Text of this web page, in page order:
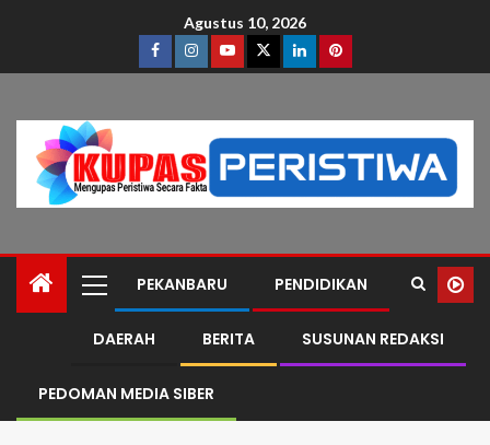
Agustus 10, 2026
PEKANBARU PENDIDIKAN
DAERAH BERITA SUSUNAN REDAKSI
PEDOMAN MEDIA SIBER